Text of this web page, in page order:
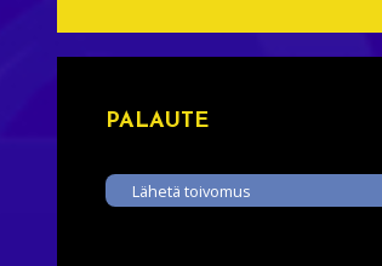
PALAUTE
Lähetä toivomus